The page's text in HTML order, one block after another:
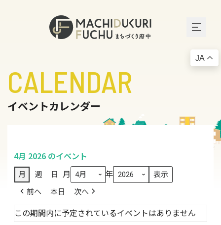
CALENDAR
イベントカレンダー
4月 2026 のイベント
月 週 日 月 年
前へ 本日 次へ
この期間内に予定されているイベントはありません
JA